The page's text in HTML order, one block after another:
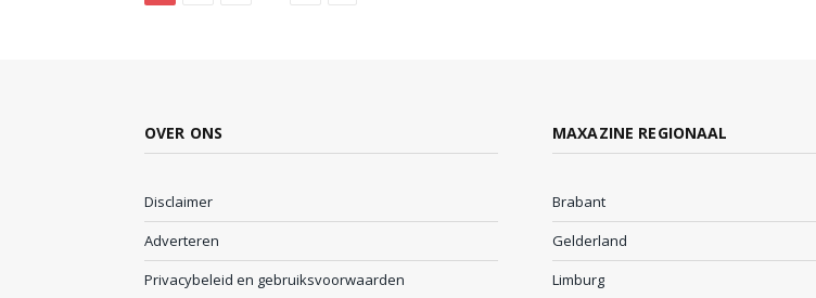
OVER ONS
Disclaimer
Adverteren
Privacybeleid en gebruiksvoorwaarden
MAXAZINE REGIONAAL
Brabant
Gelderland
Limburg